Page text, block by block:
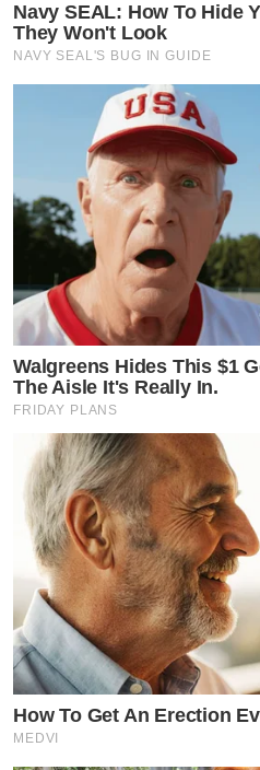
Navy SEAL: How To Hide
They Won't Look
NAVY SEAL'S BUG IN GUIDE
Walgreens Hides This $1
The Aisle It's Really In.
FRIDAY PLANS
How To Get An Erection
MEDVI